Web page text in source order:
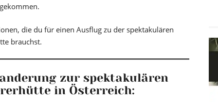
die du für einen Ausflug zu der spektakulären
brauchst.
zur spektakulären
in Österreich: